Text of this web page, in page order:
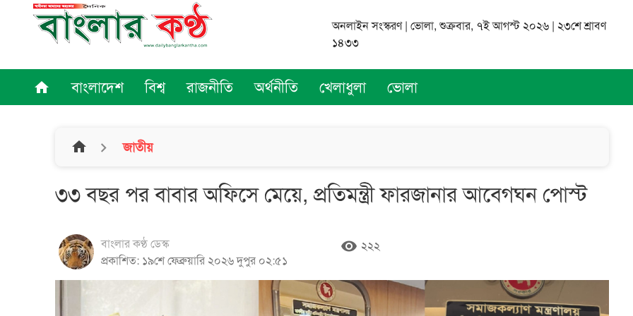
অনলাইন সংস্করণ | ভোলা, শুক্রবার, ৭ই আগস্ট ২০২৬ | ২৩শে শ্রাবণ
১৪৩৩
home বাংলাদেশ বিশ্ব রাজনীতি অর্থনীতি খেলাধুলা ভোলা
home জাতীয়
৩৩ বছর পর বাবার অফিসে মেয়ে, প্রতিমন্ত্রী ফারজানার আবেগঘন পোস্ট
বাংলার কণ্ঠ ডেস্ক
প্রকাশিত: ১৯শে ফেব্রুয়ারি ২০২৬ দুপুর ০২:৫১
remove_red_eye ২২২